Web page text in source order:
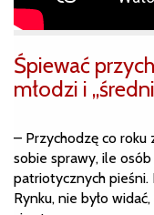
Śpiewać
młodzi i
– Przychodzę co roku
sobie sprawy, ile
patriotycznych pieśni.
Rynku, nie było